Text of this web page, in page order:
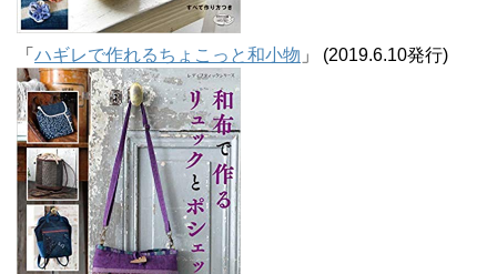
「 ハギレで作れるちょこっと和小物 」 (2019.6.10発行)